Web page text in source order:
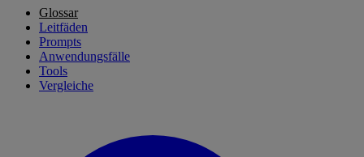
Glossar
Leitfäden
Prompts
Anwendungsfälle
Tools
Vergleiche